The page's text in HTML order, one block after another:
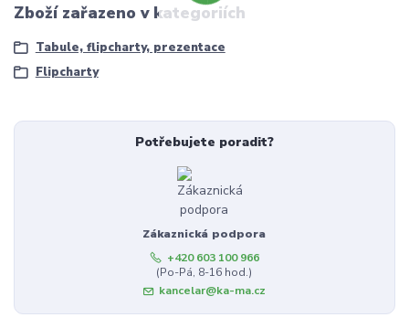
Zboží zařazeno v kategoriích
Tabule, flipcharty, prezentace
Flipcharty
Potřebujete poradit?
Zákaznická podpora
+420 603 100 966
(Po-Pá, 8-16 hod.)
kancelar@ka-ma.cz